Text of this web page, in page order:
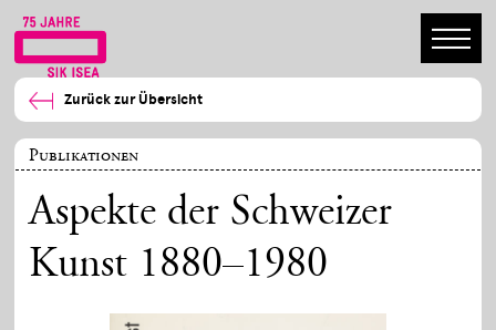
Zurück zur Übersicht
Publikationen
Aspekte der Schweizer
Kunst 1880–1980